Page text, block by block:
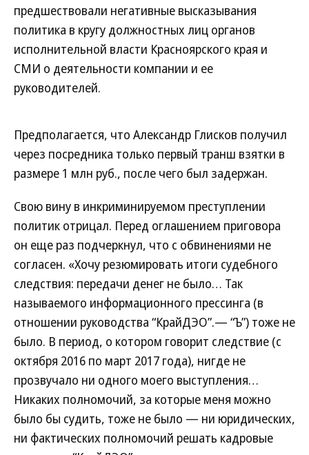
предшествовали негативные высказывания
политика в кругу должностных лиц органов
исполнительной власти Красноярского края и
СМИ о деятельности компании и ее
руководителей.
Предполагается, что Александр Глисков получил
через посредника только первый транш взятки в
размере 1 млн руб., после чего был задержан.
Свою вину в инкриминируемом преступлении
политик отрицал. Перед оглашением приговора
он еще раз подчеркнул, что с обвинениями не
согласен. «Хочу резюмировать итоги судебного
следствия: передачи денег не было… Так
называемого информационного прессинга (в
отношении руководства “КрайДЭО”.— “Ъ”) тоже не
было. В период, о котором говорит следствие (с
октября 2016 по март 2017 года), нигде не
прозвучало ни одного моего выступления…
Никаких полномочий, за которые меня можно
было бы судить, тоже не было — ни юридических,
ни фактических полномочий решать кадровые